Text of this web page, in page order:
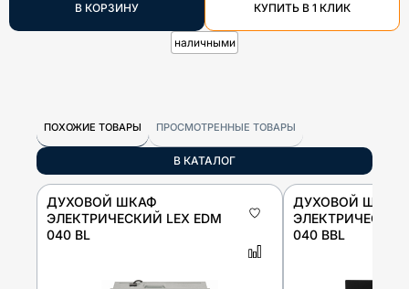
В КОРЗИНУ КУПИТЬ В 1 КЛИК
наличными
ПОХОЖИЕ ТОВАРЫ ПРОСМОТРЕННЫЕ ТОВАРЫ
В КАТАЛОГ
ДУХОВОЙ ШКАФ
ЭЛЕКТРИЧЕСКИЙ LEX EDM
040 BL
ДУХОВОЙ ШКАФ
ЭЛЕКТРИЧЕСКИЙ
040 BBL